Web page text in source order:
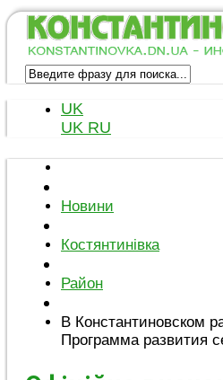
UK
UK RU
Новини
Костянтинівка
Район
В Константиновском
Программа развития